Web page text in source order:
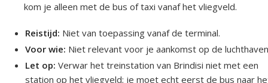
kom je alleen met de bus of taxi vanaf het vliegveld.
Reistijd: Niet van toepassing vanaf de terminal.
Voor wie: Niet relevant voor je aankomst op de
Let op: Verwar het treinstation van Brindisi niet met een
station op het vliegveld; je moet echt eerst de bus naar